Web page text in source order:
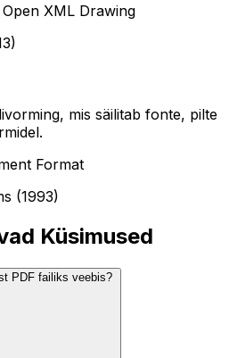
XML Drawing
mis säilitab fonte, pilte
Format
(1993)
Küsimused
PDF failiks veebis?